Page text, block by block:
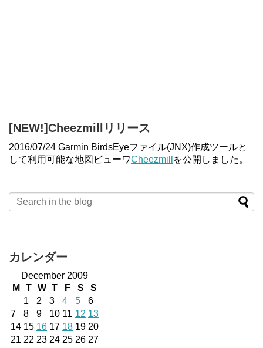
[NEW!]Cheezmillリリース
2016/07/24 Garmin BirdsEyeファイル(JNX)作成ツールと
して利用可能な地図ビューワCheezmill を公開しました。
カレンダー
December 2009
M
T W T F S
S
1
2 3 4 5
6
7
8 9 10 11 12 13
14 15 16 17 18 19 20
21 22 23 24 25 26 27